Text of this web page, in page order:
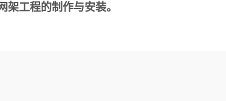
工程的制作与安装。